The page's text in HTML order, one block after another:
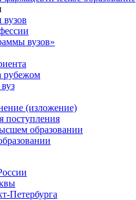
вузов»
рубежом
(изложение)
поступления
образовании
Петербурга